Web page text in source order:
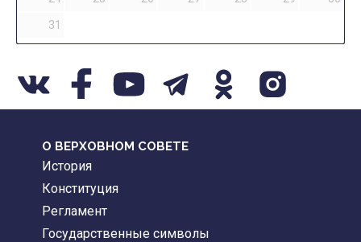
31
О ВЕРХОВНОМ СОВЕТЕ
История
Конституция
Регламент
Государственные символы